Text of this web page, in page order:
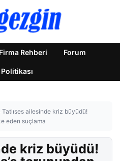
Firma Rehberi Forum
Tatlıses ailesinde kriz büyüdü!
eden suçlama
kriz büyüdü!